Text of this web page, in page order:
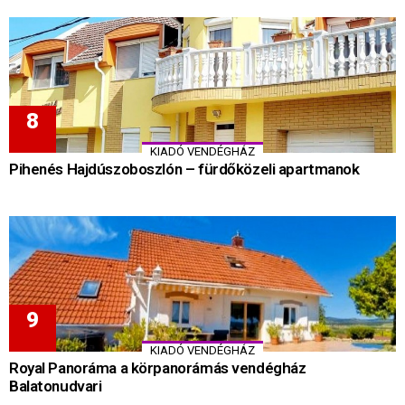
KIADÓ VENDÉGHÁZ
Pihenés Hajdúszoboszlón – fürdőközeli apartmanok
KIADÓ VENDÉGHÁZ
Royal Panoráma a körpanorámás vendégház
Balatonudvari